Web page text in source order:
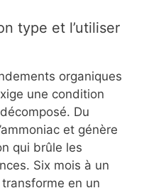
type et l’utiliser
organiques
une condition
Du
et génère
qui brûle les
Six mois à un
en un